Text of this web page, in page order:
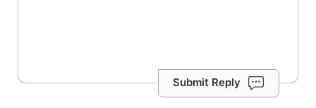
Submit Reply